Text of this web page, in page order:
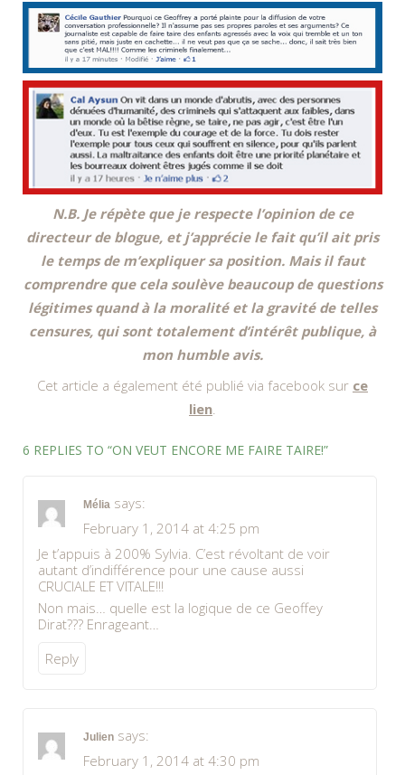
N.B. Je répète que je respecte l’opinion de ce
directeur de blogue, et j’apprécie le fait qu’il ait pris
le temps de m’expliquer sa position. Mais il faut
comprendre que cela soulève beaucoup de questions
légitimes quand à la moralité et la gravité de telles
censures, qui sont totalement d’intérêt publique, à
mon humble avis.
Cet article a également été publié via facebook sur ce
lien
6 REPLIES TO “ON VEUT ENCORE ME FAIRE TAIRE!”
Mélia says:
February 1, 2014 at 4:25 pm
Je t’appuis à 200% Sylvia. C’est révoltant de voir
autant d’indifférence pour une cause aussi
CRUCIALE ET VITALE!!!
Non mais… quelle est la logique de ce Geoffey
Dirat??? Enrageant…
Reply
Julien says:
February 1, 2014 at 4:30 pm